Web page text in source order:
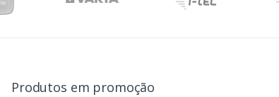
Produtos em promoção